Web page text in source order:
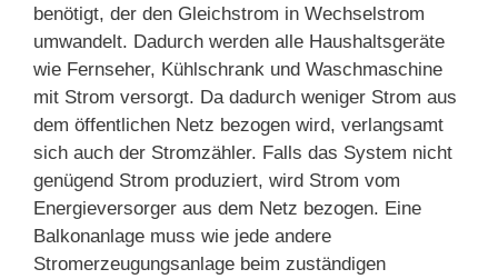
benötigt, der den Gleichstrom in Wechselstrom
umwandelt. Dadurch werden alle Haushaltsgeräte
wie Fernseher, Kühlschrank und Waschmaschine
mit Strom versorgt. Da dadurch weniger Strom aus
dem öffentlichen Netz bezogen wird, verlangsamt
sich auch der Stromzähler. Falls das System nicht
genügend Strom produziert, wird Strom vom
Energieversorger aus dem Netz bezogen. Eine
Balkonanlage muss wie jede andere
Stromerzeugungsanlage beim zuständigen